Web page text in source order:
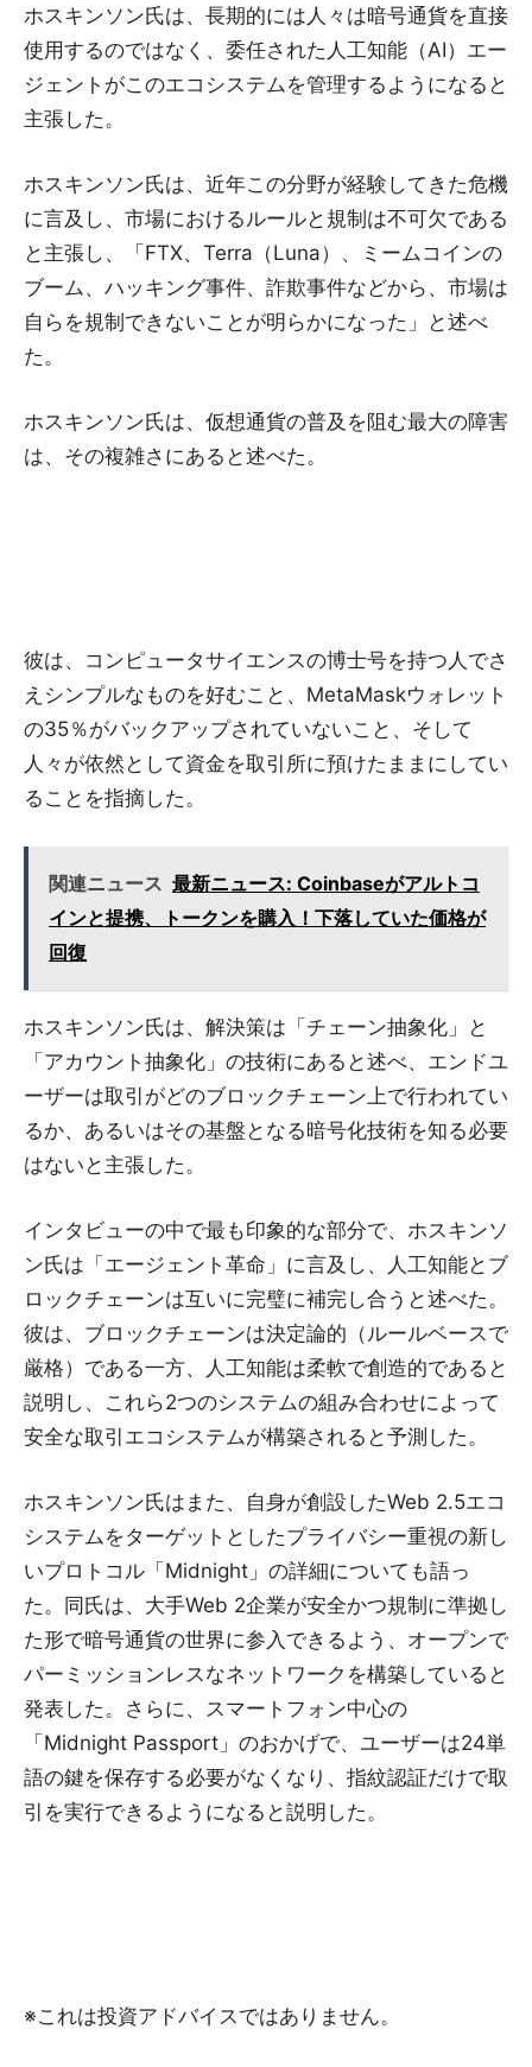
ホスキンソン氏は、長期的には人々は暗号通貨を直接
使用するのではなく、委任された人工知能（AI）エー
ジェントがこのエコシステムを管理するようになると
主張した。
ホスキンソン氏は、近年この分野が経験してきた危機
に言及し、市場におけるルールと規制は不可欠である
と主張し、「FTX、Terra（Luna）、ミームコインの
ブーム、ハッキング事件、詐欺事件などから、市場は
自らを規制できないことが明らかになった」と述べ
た。
ホスキンソン氏は、仮想通貨の普及を阻む最大の障害
は、その複雑さにあると述べた。
彼は、コンピュータサイエンスの博士号を持つ人でさ
えシンプルなものを好むこと、MetaMaskウォレット
の35％がバックアップされていないこと、そして
人々が依然として資金を取引所に預けたままにしてい
ることを指摘した。
関連ニュース 最新ニュース: Coinbaseがアルトコ
インと提携、トークンを購入！下落していた価格が
回復
ホスキンソン氏は、解決策は「チェーン抽象化」と
「アカウント抽象化」の技術にあると述べ、エンドユ
ーザーは取引がどのブロックチェーン上で行われてい
るか、あるいはその基盤となる暗号化技術を知る必要
はないと主張した。
インタビューの中で最も印象的な部分で、ホスキンソ
ン氏は「エージェント革命」に言及し、人工知能とブ
ロックチェーンは互いに完璧に補完し合うと述べた。
彼は、ブロックチェーンは決定論的（ルールベースで
厳格）である一方、人工知能は柔軟で創造的であると
説明し、これら2つのシステムの組み合わせによって
安全な取引エコシステムが構築されると予測した。
ホスキンソン氏はまた、自身が創設したWeb 2.5エコ
システムをターゲットとしたプライバシー重視の新し
いプロトコル「Midnight」の詳細についても語っ
た。同氏は、大手Web 2企業が安全かつ規制に準拠し
た形で暗号通貨の世界に参入できるよう、オープンで
パーミッションレスなネットワークを構築していると
発表した。さらに、スマートフォン中心の
「Midnight Passport」のおかげで、ユーザーは24単
語の鍵を保存する必要がなくなり、指紋認証だけで取
引を実行できるようになると説明した。
※これは投資アドバイスではありません。